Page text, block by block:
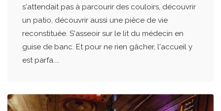
s'attendait pas à parcourir des couloirs, découvrir
un patio, découvrir aussi une pièce de vie
reconstituée. S'asseoir sur le lit du médecin en
guise de banc. Et pour ne rien gâcher, l'accueil y
est parfa....